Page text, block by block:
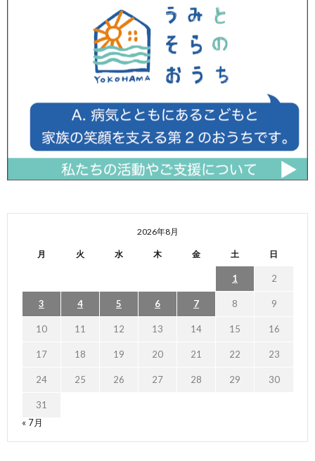
2026年8月
月 火 水 木 金 土 日
1 2
3 4 5 6 7 8 9
10 11 12 13 14 15 16
17 18 19 20 21 22 23
24 25 26 27 28 29 30
31
« 7月